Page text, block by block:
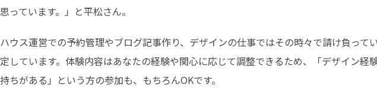
っています。」と平松さん。
ウス運営での予約管理やブログ記事作り、デザインの仕事ではその時々で請け負って
しています。体験内容はあなたの経験や関心に応じて調整できるため、「デザイン経
ちがある」という方の参加も、もちろんOKです。